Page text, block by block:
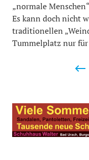
„normale
Es kann doch nicht
traditionellen
Tummelplatz nur